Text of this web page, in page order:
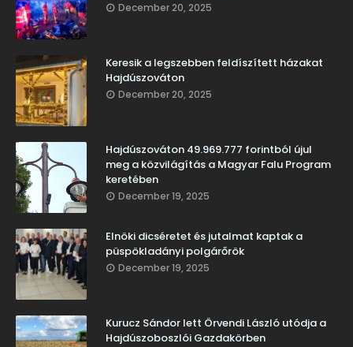
December 20, 2025
Keresik a legszebben feldíszített házakat
Hajdúszováton
December 20, 2025
Hajdúszováton 49.969.777 forintból újul
meg a közvilágítás a Magyar Falu Program
keretében
December 19, 2025
Elnöki dicséretet és jutalmat kaptak a
püspökladányi polgárőrök
December 19, 2025
Kurucz Sándor lett Örvendi László utódja a
Hajdúszoboszlói Gazdakörben